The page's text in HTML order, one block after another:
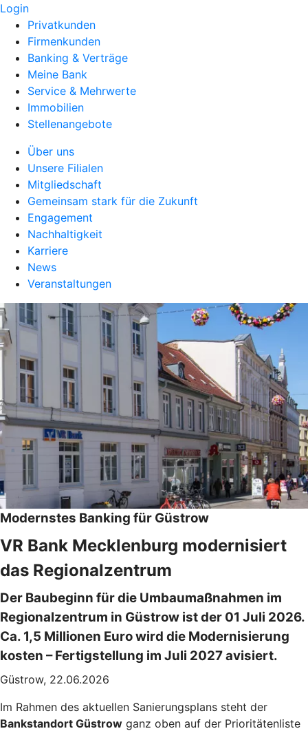
Login
Privatkunden
Firmenkunden
Banking & Verträge
Meine Bank
Service & Mehrwerte
Immobilien
Stellenangebote
Über uns
Unsere Filialen
Mitgliedschaft
Gemeinsam stark für die Zukunft
Engagement
Nachhaltigkeit
Karriere
News
Veranstaltungen
Modernstes Banking für Güstrow
VR Bank Mecklenburg modernisiert
das Regionalzentrum
Der Baubeginn für die Umbaumaßnahmen im
Regionalzentrum in Güstrow ist der 01 Juli 2026.
Ca. 1,5 Millionen Euro wird die Modernisierung
kosten – Fertigstellung im Juli 2027 avisiert.
Güstrow, 22.06.2026
Im Rahmen des aktuellen Sanierungsplans steht der
Bankstandort Güstrow ganz oben auf der Prioritätenliste